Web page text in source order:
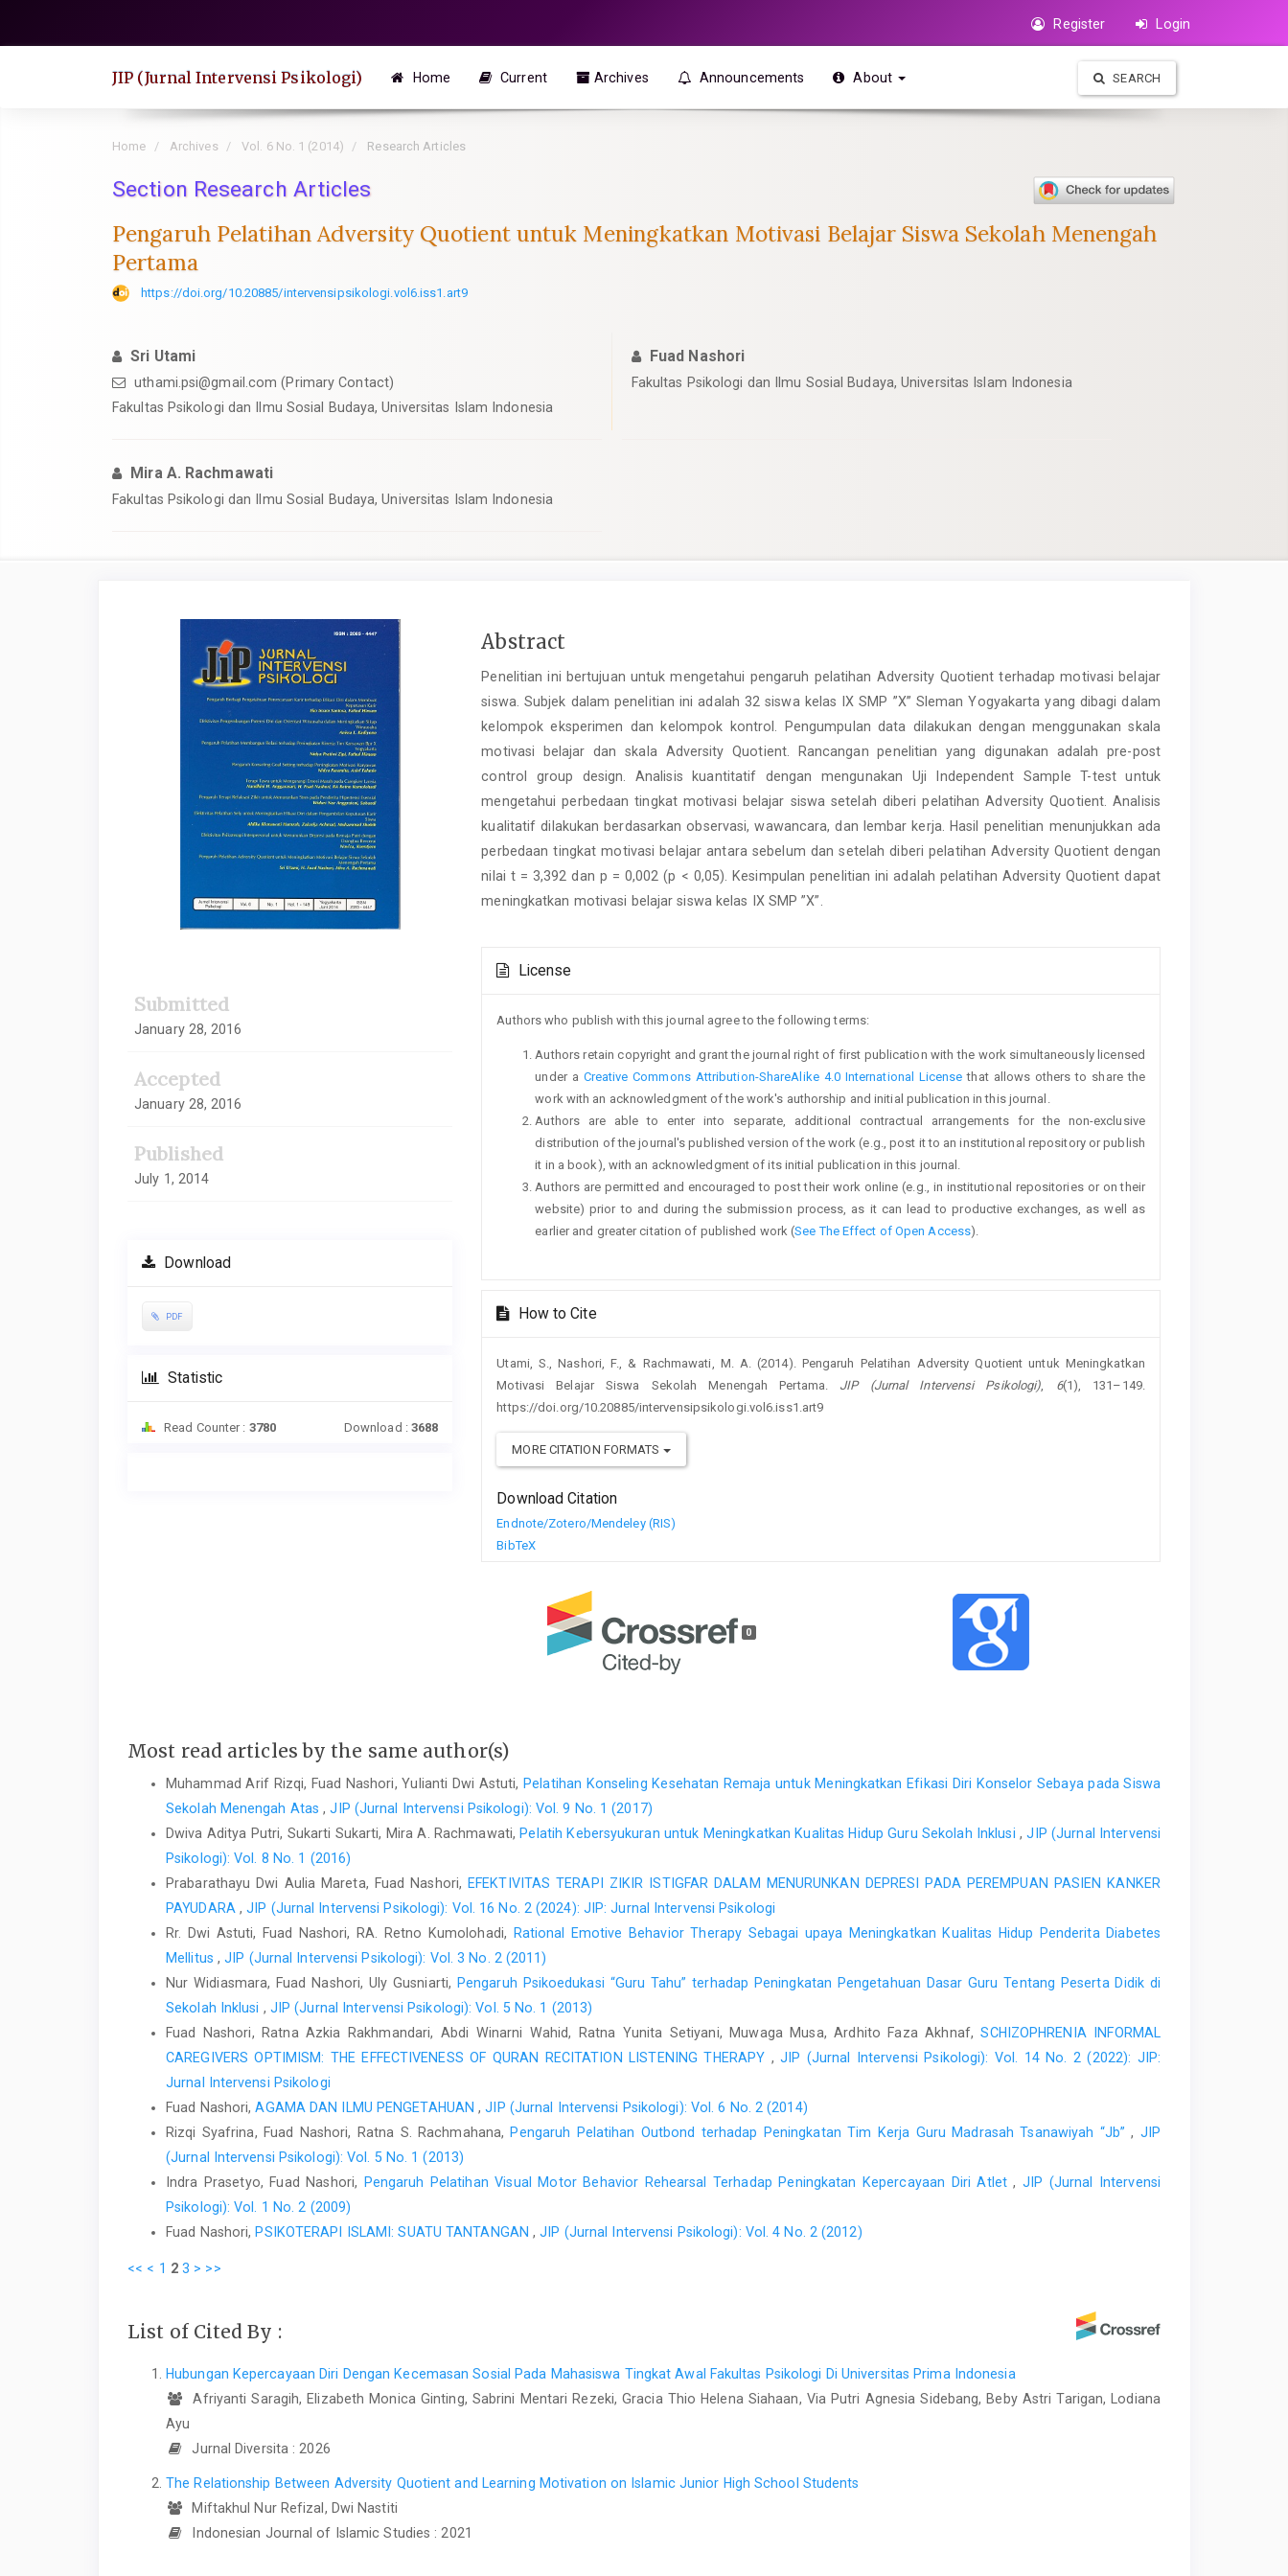
Register Login
JIP (Jurnal Intervensi Psikologi) Home Current Archives Announcements About SEARCH
Home Archives Vol. 6 No. 1 (2014) Research Articles
Section Research Articles
Pengaruh Pelatihan Adversity Quotient untuk Meningkatkan Motivasi Belajar Siswa Sekolah Menengah
Pertama
https://doi.org/10.20885/intervensipsikologi.vol6.iss1.art9
Sri Utami
uthami.psi@gmail.com (Primary Contact)
Fakultas Psikologi dan Ilmu Sosial Budaya, Universitas Islam Indonesia
Fuad Nashori
Fakultas Psikologi dan Ilmu Sosial Budaya, Universitas Islam Indonesia
Mira A. Rachmawati
Fakultas Psikologi dan Ilmu Sosial Budaya, Universitas Islam Indonesia
Article
Submitted
January 28, 2016
Accepted
January 28, 2016
Published
July 1, 2014
Download
PDF
Statistic
Read Counter : 3780 Download : 3688
Main
Content
Abstract
Penelitian ini bertujuan untuk mengetahui pengaruh pelatihan Adversity Quotient terhadap motivasi belajar
siswa. Subjek dalam penelitian ini adalah 32 siswa kelas IX SMP ”X” Sleman Yogyakarta yang dibagi dalam
kelompok eksperimen dan kelompok kontrol. Pengumpulan data dilakukan dengan menggunakan skala
motivasi belajar dan skala Adversity Quotient. Rancangan penelitian yang digunakan adalah pre-post
control group design. Analisis kuantitatif dengan mengunakan Uji Independent Sample T-test untuk
mengetahui perbedaan tingkat motivasi belajar siswa setelah diberi pelatihan Adversity Quotient. Analisis
kualitatif dilakukan berdasarkan observasi, wawancara, dan lembar kerja. Hasil penelitian menunjukkan ada
perbedaan tingkat motivasi belajar antara sebelum dan setelah diberi pelatihan Adversity Quotient dengan
nilai t = 3,392 dan p = 0,002 (p < 0,05). Kesimpulan penelitian ini adalah pelatihan Adversity Quotient dapat
meningkatkan motivasi belajar siswa kelas IX SMP ”X”.
Details
License
Authors who publish with this journal agree to the following terms:
Authors retain copyright and grant the journal right of first publication with the work simultaneously licensed
under a Creative Commons Attribution-ShareAlike 4.0 International License that allows others to share the
work with an acknowledgment of the work's authorship and initial publication in this journal.
Authors are able to enter into separate, additional contractual arrangements for the non-exclusive
distribution of the journal's published version of the work (e.g., post it to an institutional repository or publish
it in a book), with an acknowledgment of its initial publication in this journal.
Authors are permitted and encouraged to post their work online (e.g., in institutional repositories or on their
website) prior to and during the submission process, as it can lead to productive exchanges, as well as
earlier and greater citation of published work (See The Effect of Open Access).
How to Cite
Utami, S., Nashori, F., & Rachmawati, M. A. (2014). Pengaruh Pelatihan Adversity Quotient untuk Meningkatkan
Motivasi Belajar Siswa Sekolah Menengah Pertama. JIP (Jurnal Intervensi Psikologi), 6(1), 131–149.
https://doi.org/10.20885/intervensipsikologi.vol6.iss1.art9
MORE CITATION FORMATS
Download Citation
Endnote/Zotero/Mendeley (RIS)
BibTeX
0
Most read articles by the same author(s)
Muhammad Arif Rizqi, Fuad Nashori, Yulianti Dwi Astuti, Pelatihan Konseling Kesehatan Remaja untuk Meningkatkan Efikasi Diri Konselor Sebaya pada Siswa
Sekolah Menengah Atas,JIP (Jurnal Intervensi Psikologi): Vol. 9 No. 1 (2017)
Dwiva Aditya Putri, Sukarti Sukarti, Mira A. Rachmawati, Pelatih Kebersyukuran untuk Meningkatkan Kualitas Hidup Guru Sekolah Inklusi ,JIP (Jurnal Intervensi
Psikologi): Vol. 8 No. 1 (2016)
Prabarathayu Dwi Aulia Mareta, Fuad Nashori, EFEKTIVITAS TERAPI ZIKIR ISTIGFAR DALAM MENURUNKAN DEPRESI PADA PEREMPUAN PASIEN KANKER
PAYUDARA ,JIP (Jurnal Intervensi Psikologi): Vol. 16 No. 2 (2024): JIP: Jurnal Intervensi Psikologi
Rr. Dwi Astuti, Fuad Nashori, RA. Retno Kumolohadi,
Rational Emotive Behavior Therapy Sebagai upaya Meningkatkan Kualitas Hidup Penderita Diabetes
Mellitus ,JIP (Jurnal Intervensi Psikologi): Vol. 3 No. 2 (2011)
Nur Widiasmara, Fuad Nashori, Uly Gusniarti, Pengaruh Psikoedukasi “Guru Tahu” terhadap Peningkatan Pengetahuan Dasar Guru Tentang Peserta Didik di
Sekolah Inklusi , JIP (Jurnal Intervensi Psikologi): Vol. 5 No. 1 (2013)
Fuad Nashori, Ratna Azkia Rakhmandari, Abdi Winarni Wahid, Ratna Yunita Setiyani, Muwaga Musa, Ardhito Faza Akhnaf,SCHIZOPHRENIA INFORMAL
CAREGIVERS OPTIMISM: THE EFFECTIVENESS OF QURAN RECITATION LISTENING THERAPY ,JIP (Jurnal Intervensi Psikologi): Vol. 14 No. 2 (2022): JIP:
Jurnal Intervensi Psikologi
Fuad Nashori,AGAMA DAN ILMU PENGETAHUAN,JIP (Jurnal Intervensi Psikologi): Vol. 6 No. 2 (2014)
Rizqi Syafrina, Fuad Nashori, Ratna S. Rachmahana, Pengaruh Pelatihan Outbond terhadap Peningkatan Tim Kerja Guru Madrasah Tsanawiyah “Jb”, JIP
(Jurnal Intervensi Psikologi): Vol. 5 No. 1 (2013)
Indra Prasetyo, Fuad Nashori,
Pengaruh Pelatihan Visual Motor Behavior Rehearsal Terhadap Peningkatan Kepercayaan Diri Atlet, JIP (Jurnal Intervensi
Psikologi): Vol. 1 No. 2 (2009)
Fuad Nashori, PSIKOTERAPI ISLAMI: SUATU TANTANGAN,JIP (Jurnal Intervensi Psikologi): Vol. 4 No. 2 (2012)
<< < 1 2 3 > >>
List of Cited By :
Hubungan Kepercayaan Diri Dengan Kecemasan Sosial Pada Mahasiswa Tingkat Awal Fakultas Psikologi Di Universitas Prima Indonesia
Afriyanti Saragih, Elizabeth Monica Ginting, Sabrini Mentari Rezeki, Gracia Thio Helena Siahaan, Via Putri Agnesia Sidebang, Beby Astri Tarigan, Lodiana
Ayu
Jurnal Diversita : 2026
The Relationship Between Adversity Quotient and Learning Motivation on Islamic Junior High School Students
Miftakhul Nur Refizal, Dwi Nastiti
Indonesian Journal of Islamic Studies : 2021